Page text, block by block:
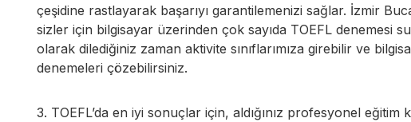
çeşidine rastlayarak başarıyı garantilemenizi sağlar. İzmir
sizler için bilgisayar üzerinden çok sayıda TOEFL denemesi
olarak dilediğiniz zaman aktivite sınıflarımıza girebilir ve
denemeleri çözebilirsiniz.
3. TOEFL’da en iyi sonuçlar için, aldığınız profesyonel eğitim